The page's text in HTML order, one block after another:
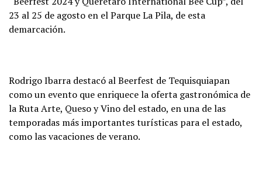
23 al 25 de agosto en el Parque La Pila, de esta
demarcación.
Rodrigo Ibarra destacó al Beerfest de Tequisquiapan
como un evento que enriquece la oferta gastronómica de
la Ruta Arte, Queso y Vino del estado, en una de las
temporadas más importantes turísticas para el estado,
como las vacaciones de verano.